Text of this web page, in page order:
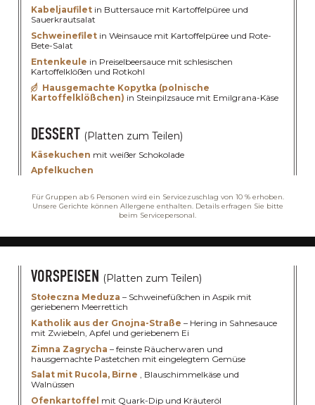
Kabeljaufilet in Buttersauce mit Kartoffelpüree und
Sauerkrautsalat
Schweinefilet in Weinsauce mit Kartoffelpüree und Rote-
Bete-Salat
Entenkeule in Preiselbeersauce mit schlesischen
Kartoffelklößen und Rotkohl
Hausgemachte Kopytka (polnische
Kartoffelklößchen) in Steinpilzsauce mit Emilgrana-Käse
DESSERT (Platten zum Teilen)
Käsekuchen mit weißer Schokolade
Apfelkuchen
Für Gruppen ab 6 Personen wird ein Servicezuschlag von 10 % erhoben.
Unsere Gerichte können Allergene enthalten. Details erfragen Sie bitte
beim Servicepersonal.
DAS GROSSE
VORSPEISEN (Platten zum Teilen)
Stołeczna Meduza – Schweinefüßchen in Aspik mit
geriebenem Meerrettich
Katholik aus der Gnojna-Straße – Hering in Sahnesauce
mit Zwiebeln, Apfel und geriebenem Ei
Zimna Zagrycha – feinste Räucherwaren und
hausgemachte Pastetchen mit eingelegtem Gemüse
Salat mit Rucola, Birne , Blauschimmelkäse und
Walnüssen
Ofenkartoffel mit Quark-Dip und Kräuteröl